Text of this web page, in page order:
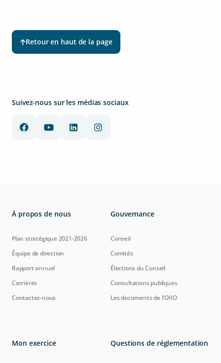
Retour en haut de la page
Suivez-nous sur les médias sociaux
À propos de nous
Plan stratégique 2021-2026
Équipe de direction
Rapport annuel
Carrières
Contactez-nous
Gouvernance
Conseil
Comités
Élections du Conseil
Consultations publiques
Les documents de l'OIIO
Mon exercice Questions de réglementation